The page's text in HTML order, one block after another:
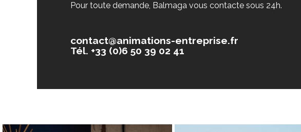
Pour toute demande, Balmaga vous contacte sous 24h.
contact@animations-entreprise.fr
Tél. +33 (0)6 50 39 02 41